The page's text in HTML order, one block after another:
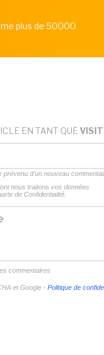
plus de 50000
EN TANT QUE
prévenu d'un nouveau
nous traitons vos données
de Confidentialité.
commentaires
et Google - Politique de